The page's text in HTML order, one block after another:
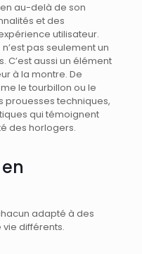
au-delà de son
et des
utilisateur.
pas seulement un
C’est aussi un élément
à la montre. De
le tourbillon ou le
prouesses techniques,
qui témoignent
des horlogers.
adapté à des
différents.